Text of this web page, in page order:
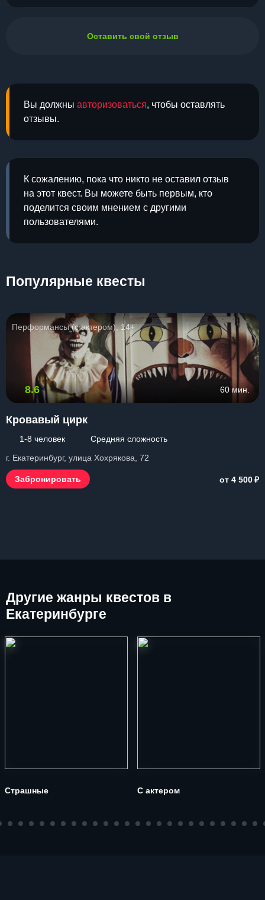
Вы должны авторизоваться, чтобы оставлять
отзывы.
К сожалению, пока что никто не оставил отзыв
на этот квест. Вы можете быть первым, кто
поделится своим мнением с другими
пользователями.
Оставить свой отзыв
Популярные квесты
Перформансы (с актером), 14+
8.6 60 мин.
Кровавый цирк
1-8 человек
Средняя сложность
г. Екатеринбург, улица Хохрякова, 72
Забронировать от 4 500₽
Другие жанры квестов в
Екатеринбурге
Страшные С актером